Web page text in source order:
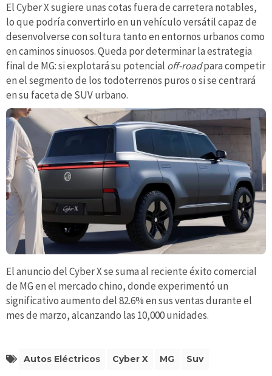
El Cyber X sugiere unas cotas fuera de carretera notables,
lo que podría convertirlo en un vehículo versátil capaz de
desenvolverse con soltura tanto en entornos urbanos como
en caminos sinuosos. Queda por determinar la estrategia
final de MG: si explotará su potencial off-roadpara competir
en el segmento de los todoterrenos puros o si se centrará
en su faceta de SUV urbano.
El anuncio del Cyber X se suma al reciente éxito comercial
de MG en el mercado chino, donde experimentó un
significativo aumento del 82.6% en sus ventas durante el
mes de marzo, alcanzando las 10,000 unidades.
Autos Eléctricos Cyber X MG Suv